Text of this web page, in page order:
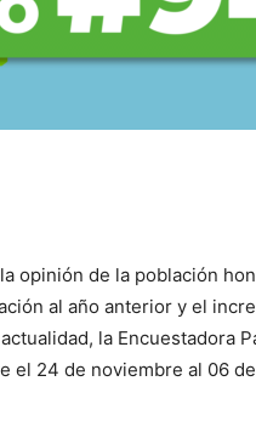
opinión de la población
al año anterior y el
la Encuestadora
el 24 de noviembre al 06